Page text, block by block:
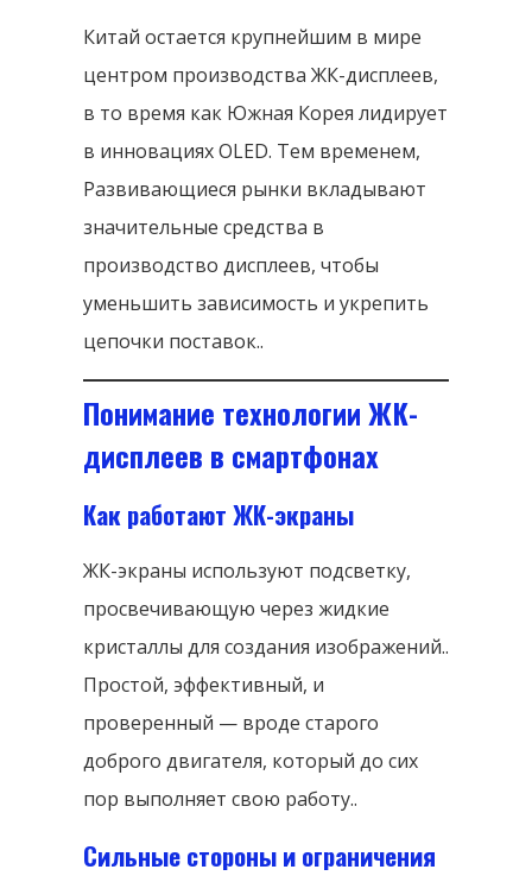
Китай остается крупнейшим в мире
центром производства ЖК-дисплеев,
в то время как Южная Корея лидирует
в инновациях OLED. Тем временем,
Развивающиеся рынки вкладывают
значительные средства в
производство дисплеев, чтобы
уменьшить зависимость и укрепить
цепочки поставок..
Понимание технологии ЖК-
дисплеев в смартфонах
Как работают ЖК-экраны
ЖК-экраны используют подсветку,
просвечивающую через жидкие
кристаллы для создания изображений..
Простой, эффективный, и
проверенный — вроде старого
доброго двигателя, который до сих
пор выполняет свою работу..
Сильные стороны и ограничения